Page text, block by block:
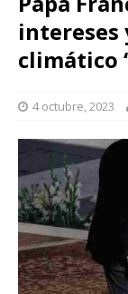
intereses
climático
4 octubre, 2023